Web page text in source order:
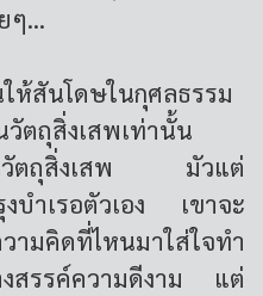
ๆ...
ห้สันโดษในกุศลธรรม
ตถุสิ่งเสพเท่านั้น
นวัตถุสิ่งเสพ มัวแต่
บำเรอตัวเอง เขาจะ
ามคิดที่ไหนมาใส่ใจทำ
งสรรค์ความดีงาม แต่